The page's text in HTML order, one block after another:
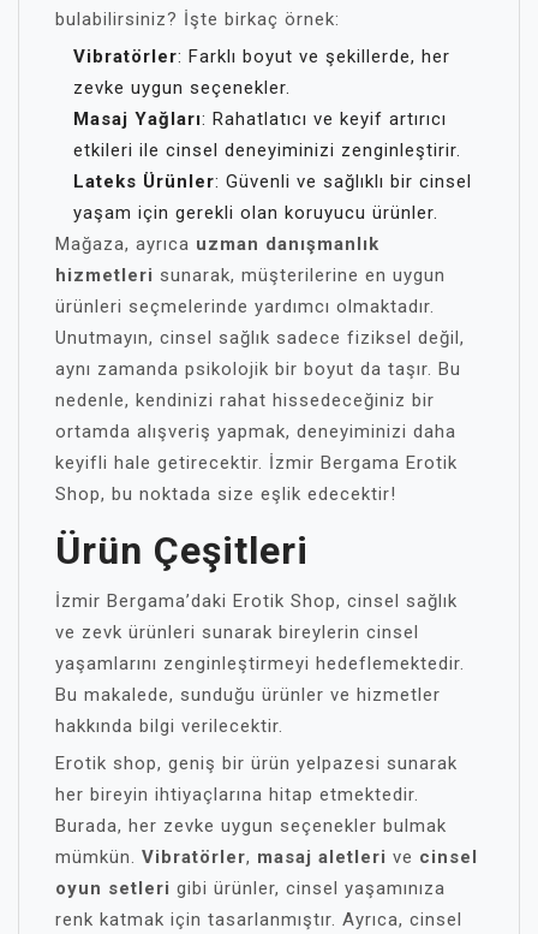
bulabilirsiniz? İşte birkaç örnek:
Vibratörler: Farklı boyut ve şekillerde, her
zevke uygun seçenekler.
Masaj Yağları: Rahatlatıcı ve keyif artırıcı
etkileri ile cinsel deneyiminizi zenginleştirir.
Lateks Ürünler: Güvenli ve sağlıklı bir cinsel
yaşam için gerekli olan koruyucu ürünler.
Mağaza, ayrıca uzman danışmanlık
hizmetleri sunarak, müşterilerine en uygun
ürünleri seçmelerinde yardımcı olmaktadır.
Unutmayın, cinsel sağlık sadece fiziksel değil,
aynı zamanda psikolojik bir boyut da taşır. Bu
nedenle, kendinizi rahat hissedeceğiniz bir
ortamda alışveriş yapmak, deneyiminizi daha
keyifli hale getirecektir. İzmir Bergama Erotik
Shop, bu noktada size eşlik edecektir!
Ürün Çeşitleri
İzmir Bergama’daki Erotik Shop, cinsel sağlık
ve zevk ürünleri sunarak bireylerin cinsel
yaşamlarını zenginleştirmeyi hedeflemektedir.
Bu makalede, sunduğu ürünler ve hizmetler
hakkında bilgi verilecektir.
Erotik shop, geniş bir ürün yelpazesi sunarak
her bireyin ihtiyaçlarına hitap etmektedir.
Burada, her zevke uygun seçenekler bulmak
mümkün. Vibratörler, masaj aletleri ve cinsel
oyun setleri gibi ürünler, cinsel yaşamınıza
renk katmak için tasarlanmıştır. Ayrıca, cinsel